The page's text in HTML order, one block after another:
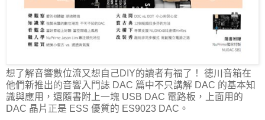
想了解音響數位流又想自己DIY的讀者有福了！ 德川音箱在
他們新推出的音響入門誌 DAC 篇中不只講解 DAC 的基本知
識與應用，還隨書附上一塊 USB DAC 電路板，上面用的
DAC 晶片正是 ESS 優質的 ES9023 DAC。